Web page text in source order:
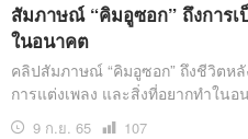
สัมภาษณ์ “คิมอูซอก” ถึงการ
ในอนาคต
คลิปสัมภาษณ์ “คิมอูซอก” ถึงชีวิตห
การแต่งเพลง และสิ่งที่อยากทำในอ
9 ก.ย. 65
เปิด
107